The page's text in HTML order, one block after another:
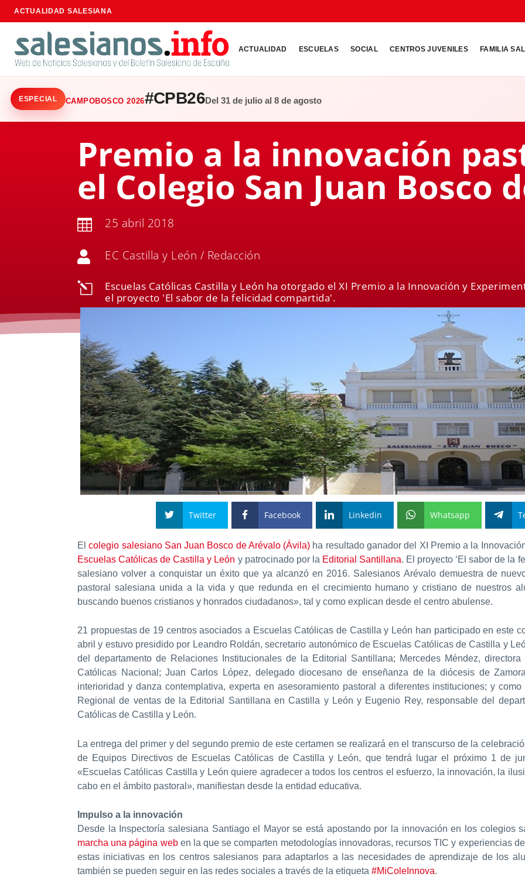
ACTUALIDAD SALESIANA
ACTUALIDAD ESCUELAS SOCIAL CENTROS JUVENILES FAMILIA
ESPECIAL CAMPOBOSCO 2026#CPB26Del 31 de julio al 8 de agosto
Premio a la innovación
el Colegio San Juan Bosco
 25 abril 2018
 EC Castilla y León / Redacción
l
Escuelas Católicas Castilla y León ha otorgado el XI Premio a la Innovación y
el proyecto 'El sabor de la felicidad compartida'.
Twitter Facebook Linkedin Whatsapp
Elcolegio salesiano San Juan Bosco de Arévalo (Ávila) ha resultado ganador del XI Premio a la
Escuelas Católicas de Castilla y León y patrocinado por la Editorial Santillana. El proyecto ‘El sabor de la
salesiano volver a conquistar un éxito que ya alcanzó en 2016. Salesianos Arévalo demuestra de
pastoral salesiana unida a la vida y que redunda en el crecimiento humano y cristiano de nuestros
buscando buenos cristianos y honrados ciudadanos», tal y como explican desde el centro abulense.
21 propuestas de 19 centros asociados a Escuelas Católicas de Castilla y León han participado en este
abril y estuvo presidido por Leandro Roldán, secretario autonómico de Escuelas Católicas de Castilla y
del departamento de Relaciones Institucionales de la Editorial Santillana; Mercedes Méndez,
Católicas Nacional; Juan Carlos López, delegado diocesano de enseñanza de la diócesis de
interioridad y danza contemplativa, experta en asesoramiento pastoral a diferentes instituciones; y
Regional de ventas de la Editorial Santillana en Castilla y León y Eugenio Rey, responsable del
Católicas de Castilla y León.
La entrega del primer y del segundo premio de este certamen se realizará en el transcurso de la
de Equipos Directivos de Escuelas Católicas de Castilla y León, que tendrá lugar el próximo 1 de
«Escuelas Católicas Castilla y León quiere agradecer a todos los centros el esfuerzo, la innovación, la
cabo en el ámbito pastoral», manifiestan desde la entidad educativa.
Impulso a la innovación
Desde la Inspectoría salesiana Santiago el Mayor se está apostando por la innovación en los colegios
marcha una página weben la que se comparten metodologías innovadoras, recursos TIC y experiencias
estas iniciativas en los centros salesianos para adaptarlos a las necesidades de aprendizaje de los
también se pueden seguir en las redes sociales a través de la etiqueta #MiColeInnova.